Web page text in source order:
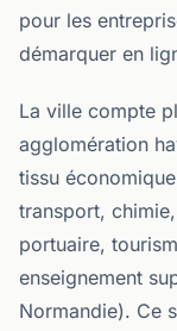
pour les
démarquer en
La ville compte
agglomération
tissu
transport,
portuaire,
enseignement
Normandie). Ce